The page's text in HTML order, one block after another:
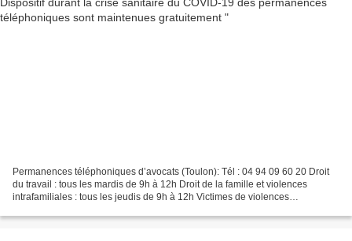
Permanences téléphoniques d’avocats (Toulon): Tél : 04 94 09 60 20 Droit
du travail : tous les mardis de 9h à 12h Droit de la famille et violences
intrafamiliales : tous les jeudis de 9h à 12h Victimes de violences